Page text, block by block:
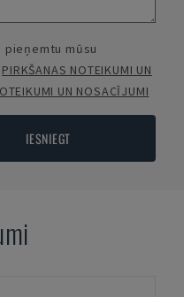
mūsu
PIRKŠANAS NOTEIKUMI UN
UN NOSACĪJUMI
IESNIEGT